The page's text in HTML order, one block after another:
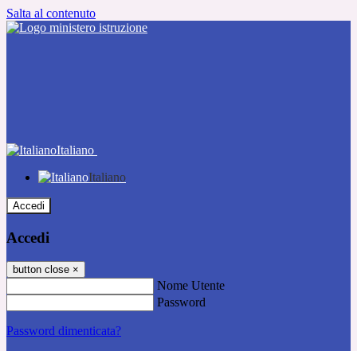
Salta al contenuto
Italiano
Italiano
Accedi
Accedi
button close ×
Nome Utente
Password
Password dimenticata?